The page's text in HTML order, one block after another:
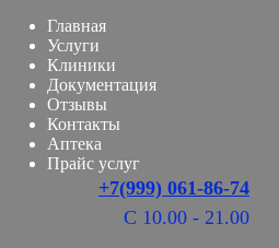
Главная
Услуги
Клиники
Документация
Отзывы
Контакты
Аптека
Прайс услуг
+7(999) 061-86-74
С 10.00 - 21.00